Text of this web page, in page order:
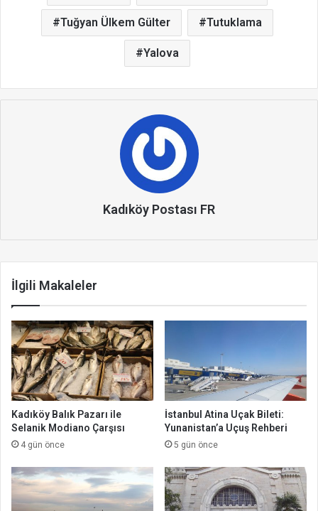
Tuğyan Ülkem Gülter Tutuklama
Yalova
Kadıköy Postası FR
İlgili Makaleler
Kadıköy Balık Pazarı ile
Selanik Modiano Çarşısı
4 gün önce
İstanbul Atina Uçak Bileti:
Yunanistan’a Uçuş Rehberi
5 gün önce